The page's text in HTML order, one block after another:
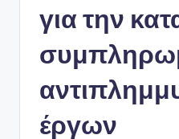
για την
έργων